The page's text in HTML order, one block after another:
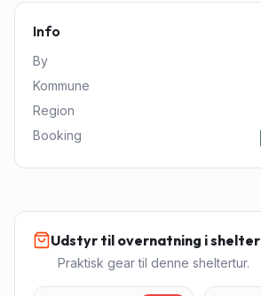
Info
By
Kommune
Region
Booking
Udstyr til overnatning i shelter
Praktisk gear til denne sheltertur.